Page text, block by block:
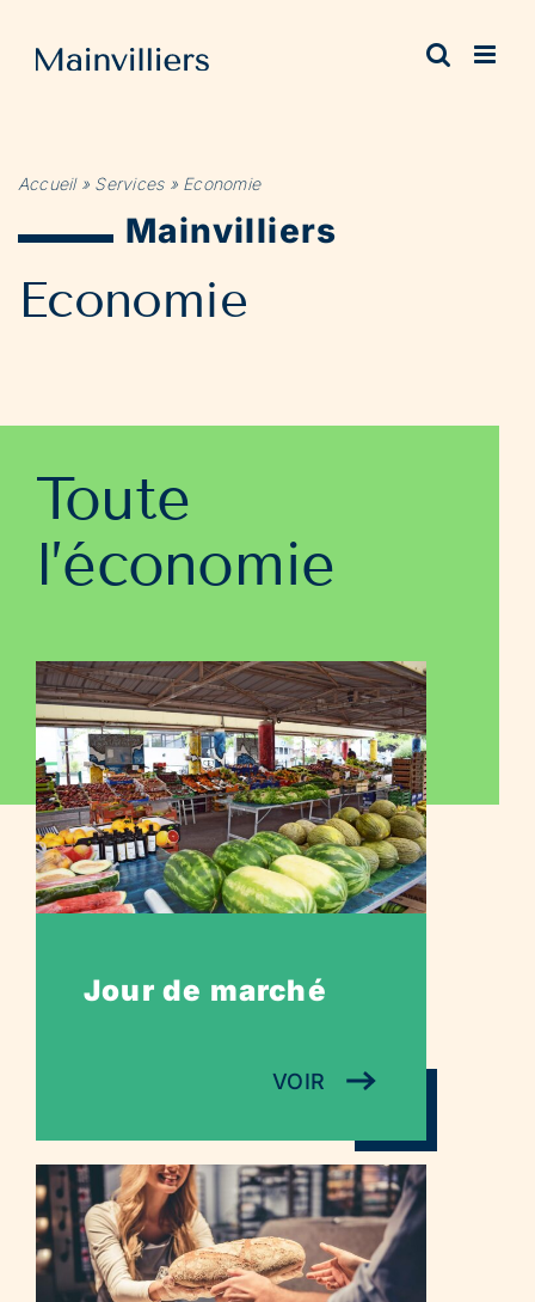
contenu
Accueil» Services» Economie
Mainvilliers
Economie
Toute
l’économie
Jour de marché
VOIR